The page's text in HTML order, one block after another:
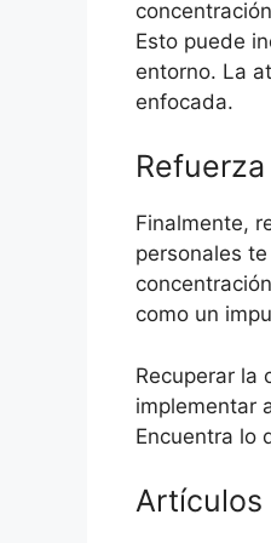
Esto puede
entorno. La
enfocada.
Finalmente,
personales
como un
Recuperar la
implementar
Encuentra lo
Artículos